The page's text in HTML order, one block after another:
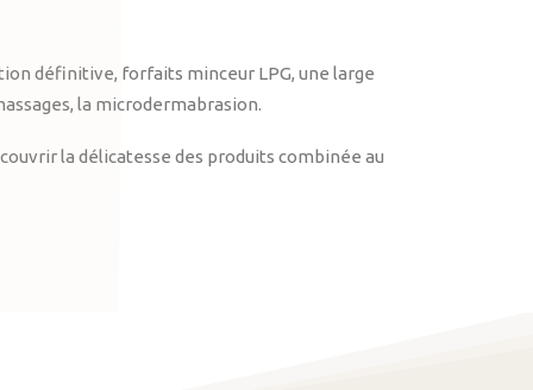
définitive, forfaits minceur LPG, une large
la microdermabrasion.
la délicatesse des produits combinée au